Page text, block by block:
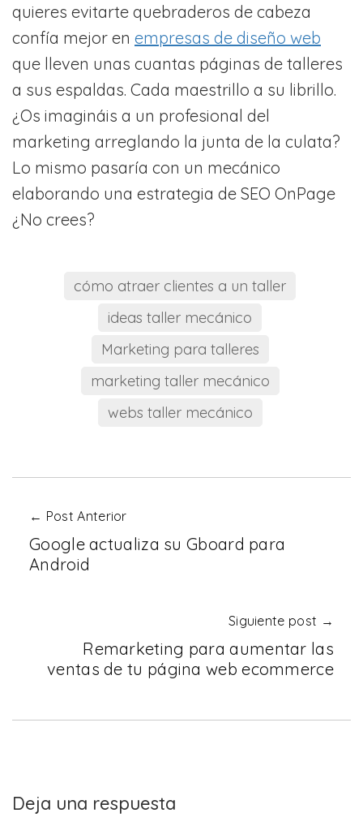
quieres evitarte quebraderos de cabeza
confía mejor en empresas de diseño web
que lleven unas cuantas páginas de talleres
a sus espaldas. Cada maestrillo a su librillo.
¿Os imagináis a un profesional del
marketing arreglando la junta de la culata?
Lo mismo pasaría con un mecánico
elaborando una estrategia de SEO OnPage
¿No crees?
cómo atraer clientes a un taller
ideas taller mecánico
Marketing para talleres
marketing taller mecánico
webs taller mecánico
← Post Anterior
Google actualiza su Gboard para
Android
Siguiente post →
Remarketing para aumentar las
ventas de tu página web ecommerce
Deja una respuesta